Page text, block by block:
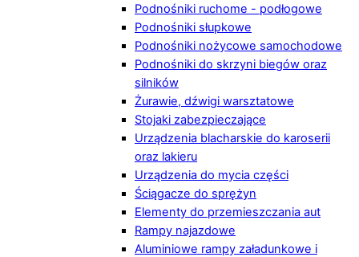
Podnośniki ruchome - podłogowe
Podnośniki słupkowe
Podnośniki nożycowe samochodowe
Podnośniki do skrzyni biegów oraz
silników
Żurawie, dźwigi warsztatowe
Stojaki zabezpieczające
Urządzenia blacharskie do karoserii
oraz lakieru
Urządzenia do mycia części
Ściągacze do sprężyn
Elementy do przemieszczania aut
Rampy najazdowe
Aluminiowe rampy załadunkowe i